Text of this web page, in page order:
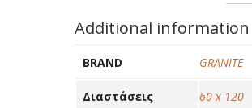
Additional information
BRAND GRANITE
Διαστάσεις 60 x 120